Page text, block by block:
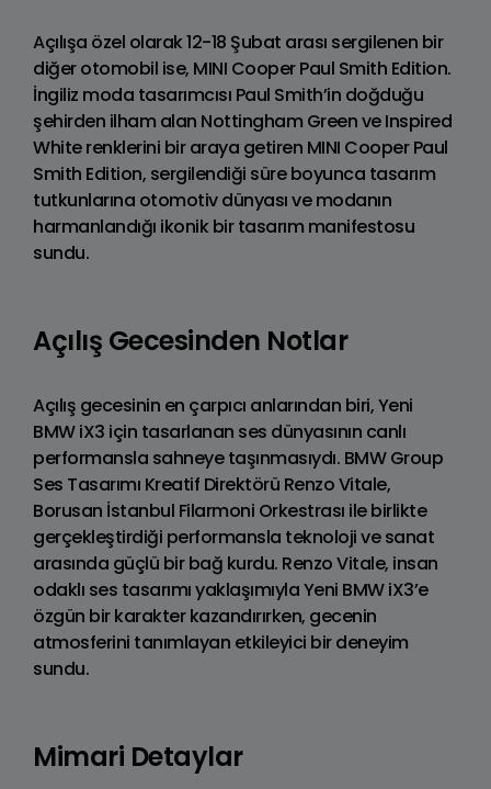
Açılışa özel olarak 12-18 Şubat arası sergilenen bir
diğer otomobil ise, MINI Cooper Paul Smith Edition.
İngiliz moda tasarımcısı Paul Smith’in doğduğu
şehirden ilham alan Nottingham Green ve Inspired
White renklerini bir araya getiren MINI Cooper Paul
Smith Edition, sergilendiği süre boyunca tasarım
tutkunlarına otomotiv dünyası ve modanın
harmanlandığı ikonik bir tasarım manifestosu
sundu.
Açılış Gecesinden Notlar
Açılış gecesinin en çarpıcı anlarından biri, Yeni
BMW iX3 için tasarlanan ses dünyasının canlı
performansla sahneye taşınmasıydı. BMW Group
Ses Tasarımı Kreatif Direktörü Renzo Vitale,
Borusan İstanbul Filarmoni Orkestrası ile birlikte
gerçekleştirdiği performansla teknoloji ve sanat
arasında güçlü bir bağ kurdu. Renzo Vitale, insan
odaklı ses tasarımı yaklaşımıyla Yeni BMW iX3’e
özgün bir karakter kazandırırken, gecenin
atmosferini tanımlayan etkileyici bir deneyim
sundu.
Mimari Detaylar